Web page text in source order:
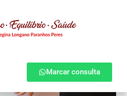
Marcar consulta